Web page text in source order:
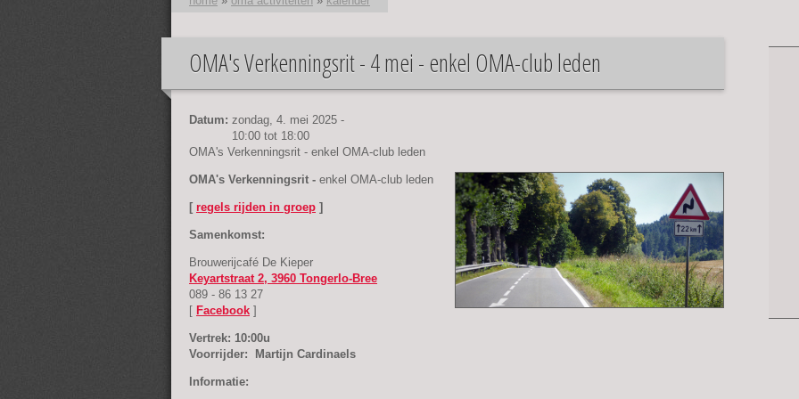
U bent hier
OMA's Verkenningsrit - 4 mei - enkel OMA-club leden
Datum: zondag, 4. mei 2025 -
10:00 tot 18:00
OMA's Verkenningsrit - enkel OMA-club leden
OMA's Verkenningsrit - enkel OMA-club leden
[ regels rijden in groep ]
Samenkomst:
Brouwerijcafé De Kieper
Keyartstraat 2, 3960 Tongerlo-Bree
089 - 86 13 27
[ Facebook ]
Vertrek: 10:00u
Voorrijder: Martijn Cardinaels
Informatie: